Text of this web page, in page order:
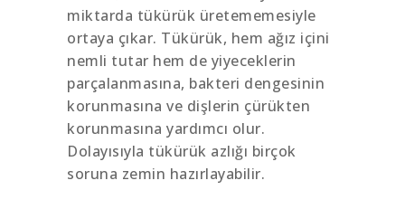
miktarda tükürük üretememesiyle
ortaya çıkar. Tükürük, hem ağız içini
nemli tutar hem de yiyeceklerin
parçalanmasına, bakteri dengesinin
korunmasına ve dişlerin çürükten
korunmasına yardımcı olur.
Dolayısıyla tükürük azlığı birçok
soruna zemin hazırlayabilir.